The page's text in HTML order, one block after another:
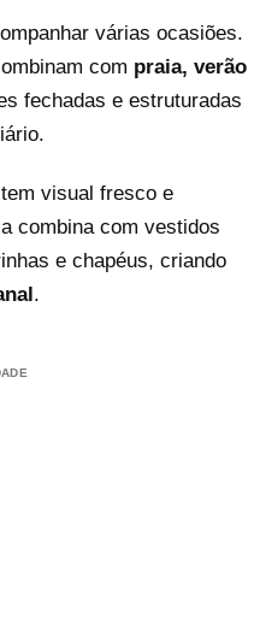
várias ocasiões.
com praia, verão
fechadas e estruturadas
visual fresco e
combina com vestidos
e chapéus, criando
.